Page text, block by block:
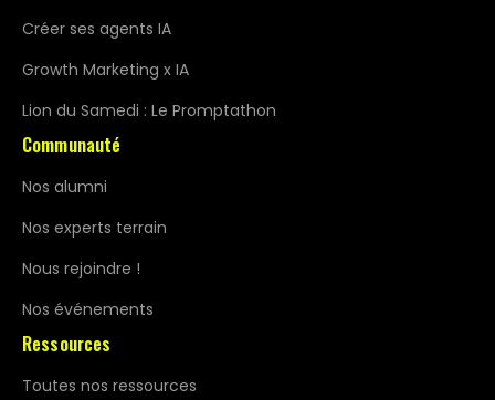
Créer ses agents IA
Growth Marketing x IA
Lion du Samedi : Le Promptathon
Communauté
Nos alumni
Nos experts terrain
Nous rejoindre !
Nos événements
Ressources
Toutes nos ressources